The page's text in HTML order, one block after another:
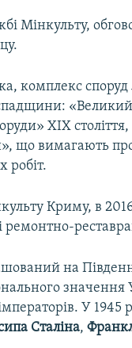
Мінкульту,
комплекс споруд
спадщини:
ХIХ
що вимагають
робіт.
Криму, в
ремонтно-
на
У
Сталіна,